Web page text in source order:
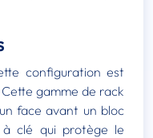
configuration est
gamme de rack
face avant un bloc
à clé qui protège le